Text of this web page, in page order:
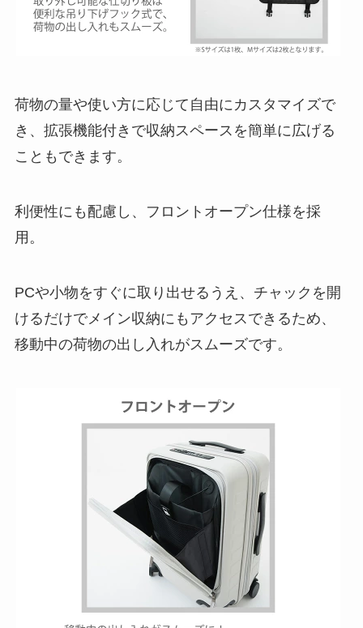
荷物の量や使い方に応じて自由にカスタマイズで
き、拡張機能付きで収納スペースを簡単に広げる
こともできます。
利便性にも配慮し、フロントオープン仕様を採
用。
PCや小物をすぐに取り出せるうえ、チャックを開
けるだけでメイン収納にもアクセスできるため、
移動中の荷物の出し入れがスムーズです。